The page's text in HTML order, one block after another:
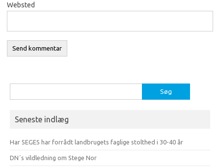
Websted
efter:
Seneste indlæg
Har SEGES har forrådt landbrugets faglige stolthed i 30-40 år
DN´s vildledning om Stege Nor